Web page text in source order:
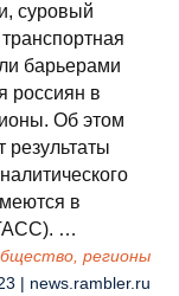
суровый
барьерами
россиян в
Об этом
результаты
в
…
регионы
| news.rambler.ru